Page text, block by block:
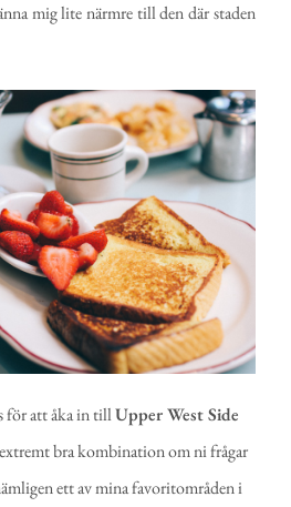
mig lite närmre till den där staden
för att åka in tillUpper West Side
bra kombination om ni frågar
ett av mina favoritområden i